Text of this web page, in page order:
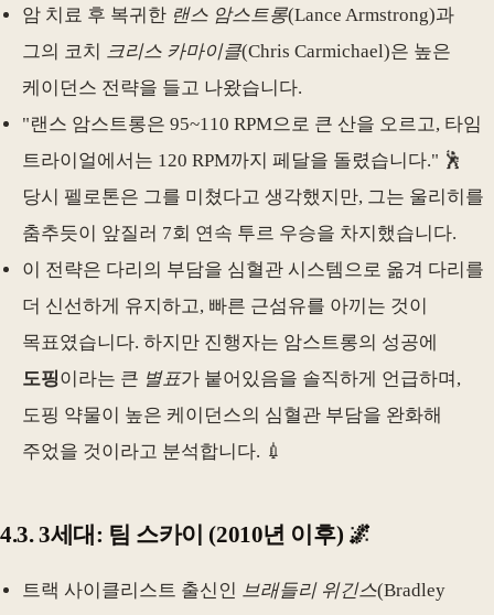
암 치료 후 복귀한 랜스 암스트롱(Lance Armstrong)과
그의 코치 크리스 카마이클(Chris Carmichael)은 높은
케이던스 전략을 들고 나왔습니다.
"랜스 암스트롱은 95~110 RPM으로 큰 산을 오르고, 타임
트라이얼에서는 120 RPM까지 페달을 돌렸습니다." 🕺
당시 펠로톤은 그를 미쳤다고 생각했지만, 그는 울리히를
춤추듯이 앞질러 7회 연속 투르 우승을 차지했습니다.
이 전략은 다리의 부담을 심혈관 시스템으로 옮겨 다리를
더 신선하게 유지하고, 빠른 근섬유를 아끼는 것이
목표였습니다. 하지만 진행자는 암스트롱의 성공에
도핑이라는 큰 별표가 붙어있음을 솔직하게 언급하며,
도핑 약물이 높은 케이던스의 심혈관 부담을 완화해
주었을 것이라고 분석합니다. 💉
4.3. 3세대: 팀 스카이 (2010년 이후) 🌌
트랙 사이클리스트 출신인 브래들리 위긴스(Bradley